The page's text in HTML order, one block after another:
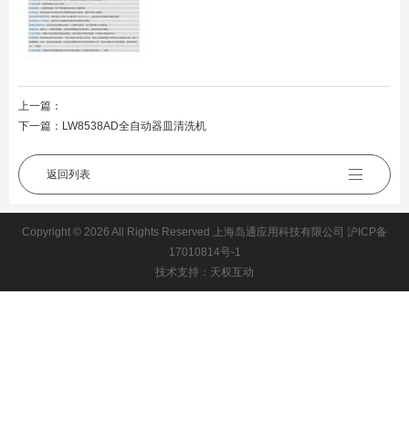
上一篇：
下一篇： LW8538AD全自动器皿清洗机
返回列表
Copyright © 2026 All Rights Reserved 上海岛通应用科技有限公司 沪ICP备
17010814号-1
技术支持：天权互动